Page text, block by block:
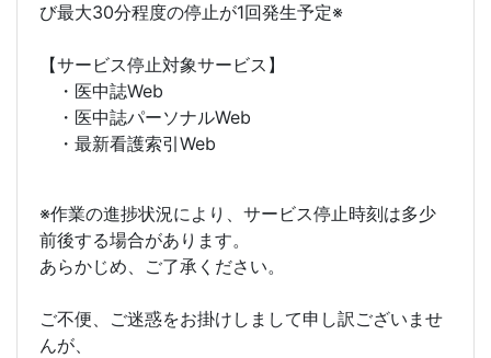
び最大30分程度の停止が1回発生予定※
【サービス停止対象サービス】
・医中誌Web
・医中誌パーソナルWeb
・最新看護索引Web
※作業の進捗状況により、サービス停止時刻は多少
前後する場合があります。
あらかじめ、ご了承ください。
ご不便、ご迷惑をお掛けしまして申し訳ございませ
んが、